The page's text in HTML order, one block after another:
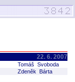
22. 6. 2007
Tomáš Svoboda
Zdeněk Bárta